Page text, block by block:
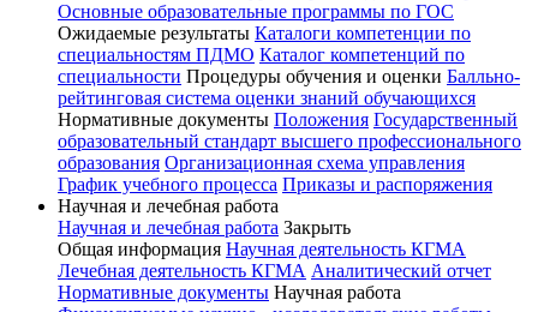
Основные образовательные программы по ГОС
Ожидаемые результаты Каталоги компетенции по
специальностям ПДМО Каталог компетенций по
специальности Процедуры обучения и оценки Балльно-
рейтинговая система оценки знаний обучающихся
Нормативные документы Положения Государственный
образовательный стандарт высшего профессионального
образования Организационная схема управления
График учебного процесса Приказы и распоряжения
Научная и лечебная работа
Научная и лечебная работа Закрыть
Общая информация Научная деятельность КГМА
Лечебная деятельность КГМА Аналитический отчет
Нормативные документы Научная работа